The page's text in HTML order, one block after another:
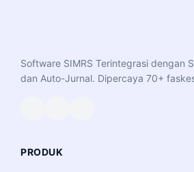
Software SIMRS Terintegrasi dengan
dan Auto-Jurnal. Dipercaya 70+
PRODUK